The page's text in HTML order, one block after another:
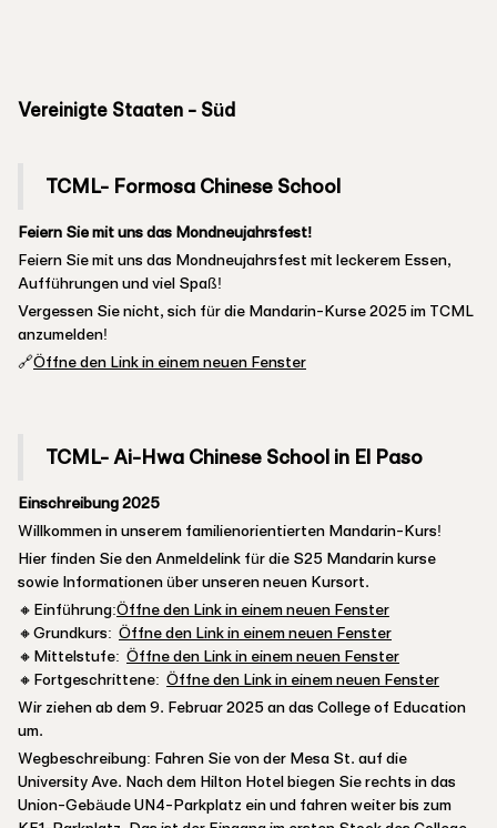
Vereinigte Staaten - Süd
TCML- Formosa Chinese School
Feiern Sie mit uns das Mondneujahrsfest!
Feiern Sie mit uns das Mondneujahrsfest mit leckerem Essen,
Aufführungen und viel Spaß!
Vergessen Sie nicht, sich für die Mandarin-Kurse 2025 im TCML
anzumelden!
🔗Öffne den Link in einem neuen Fenster
TCML- Ai-Hwa Chinese School in El Paso
Einschreibung 2025
Willkommen in unserem familienorientierten Mandarin-Kurs!
Hier finden Sie den Anmeldelink für die S25 Mandarin kurse
sowie Informationen über unseren neuen Kursort.
🔸Einführung:Öffne den Link in einem neuen Fenster
🔸Grundkurs: Öffne den Link in einem neuen Fenster
🔸Mittelstufe: Öffne den Link in einem neuen Fenster
🔸Fortgeschrittene: Öffne den Link in einem neuen Fenster
Wir ziehen ab dem 9. Februar 2025 an das College of Education
um.
Wegbeschreibung: Fahren Sie von der Mesa St. auf die
University Ave. Nach dem Hilton Hotel biegen Sie rechts in das
Union-Gebäude UN4-Parkplatz ein und fahren weiter bis zum